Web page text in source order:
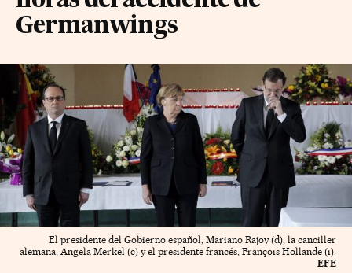
Germanwings
El presidente del Gobierno español, Mariano Rajoy (d), la canciller
alemana, Angela Merkel (c) y el presidente francés, François Hollande (i).
EFE